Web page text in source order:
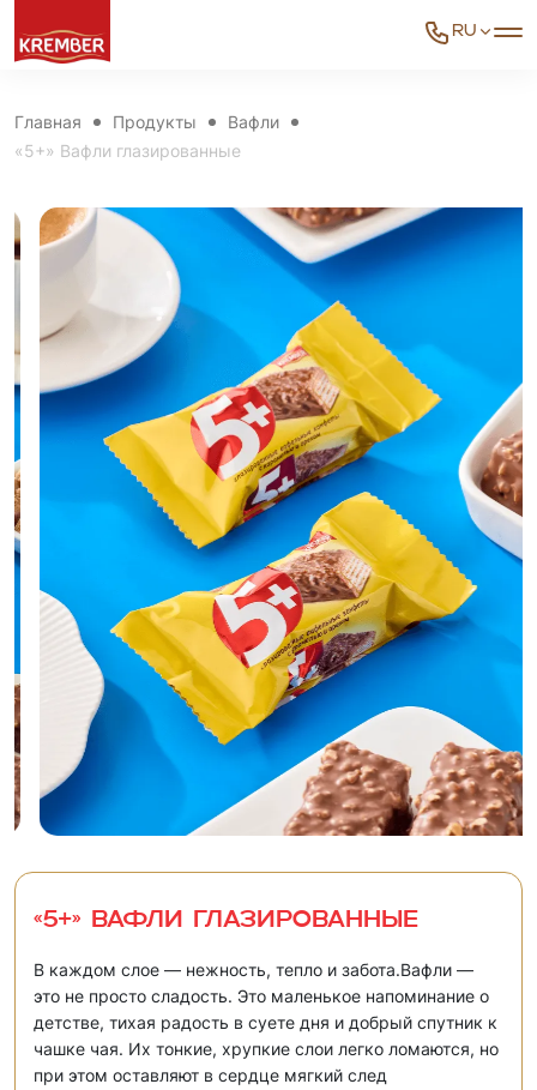
RU
Главная Продукты
Вафли
«5+» Вафли глазированные
«5+» Вафли глазированные
В каждом слое — нежность, тепло и забота.Вафли —
это не просто сладость. Это маленькое напоминание о
детстве, тихая радость в суете дня и добрый спутник к
чашке чая. Их тонкие, хрупкие слои легко ломаются, но
при этом оставляют в сердце мягкий след